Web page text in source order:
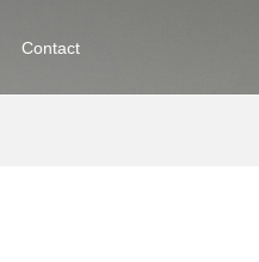
Contact